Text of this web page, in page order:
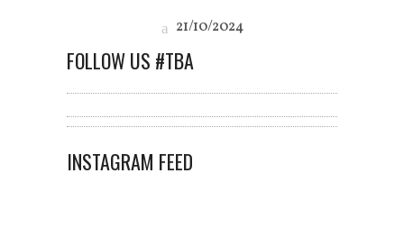
21/10/2024
FOLLOW US #TBA
INSTAGRAM FEED